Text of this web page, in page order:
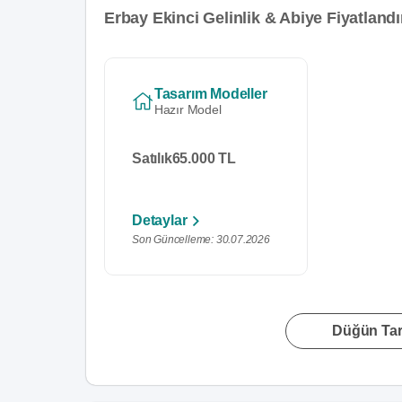
Erbay Ekinci Gelinlik & Abiye
Tasarım Modeller
Hazır Model
Satılık65.000 TL
Detaylar
Son Güncelleme: 30.07.2026
Düğün